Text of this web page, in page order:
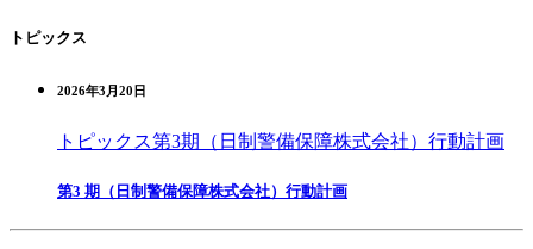
トピックス
2026年3月20日
トピックス第3期（日制警備保障株式会社）行動計画
第3 期（日制警備保障株式会社）行動計画